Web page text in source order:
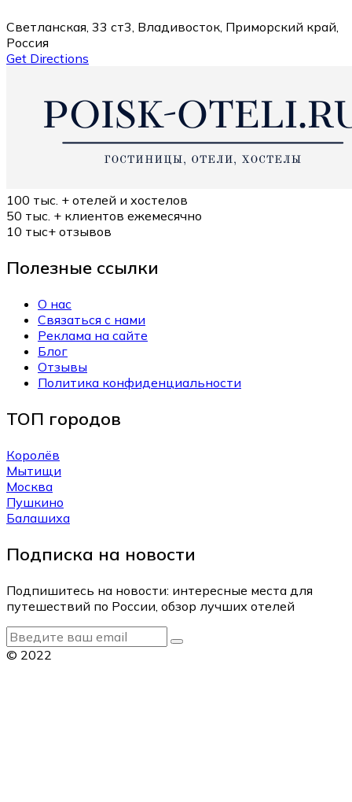
Светланская, 33 ст3, Владивосток, Приморский край,
Россия
Get Directions
100 тыс. + отелей и хостелов
50 тыс. + клиентов ежемесячно
10 тыс+ отзывов
Полезные ссылки
О нас
Связаться с нами
Реклама на сайте
Блог
Отзывы
Политика конфиденциальности
ТОП городов
Королёв
Мытищи
Москва
Пушкино
Балашиха
Подписка на новости
Подпишитесь на новости: интересные места для
путешествий по России, обзор лучших отелей
© 2022